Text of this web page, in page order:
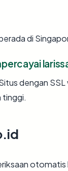
di
dengan
tinggi.